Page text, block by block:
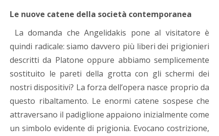
Le nuove catene della società contemporanea
La domanda che Angelidakis pone al visitatore è
quindi radicale: siamo davvero più liberi dei prigionieri
descritti da Platone oppure abbiamo semplicemente
sostituito le pareti della grotta con gli schermi dei
nostri dispositivi? La forza dell’opera nasce proprio da
questo ribaltamento. Le enormi catene sospese che
attraversano il padiglione appaiono inizialmente come
un simbolo evidente di prigionia. Evocano costrizione,